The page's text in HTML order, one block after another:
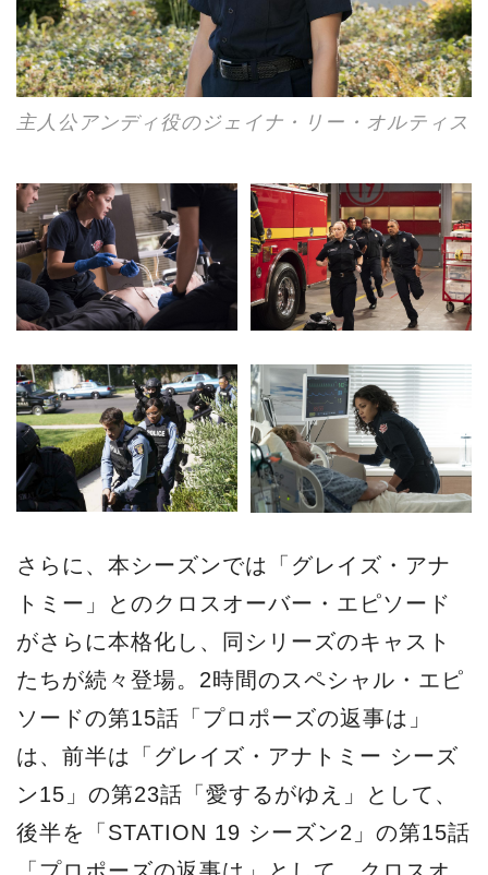
さらに、本シーズンでは「グレイズ・アナ
トミー」とのクロスオーバー・エピソード
がさらに本格化し、同シリーズのキャスト
たちが続々登場。2時間のスペシャル・エピ
ソードの第15話「プロポーズの返事は」
は、前半は「グレイズ・アナトミー シーズ
ン15」の第23話「愛するがゆえ」として、
後半を「STATION 19 シーズン2」の第15話
「プロポーズの返事は」として、クロスオ
ーバーで描かれている。
さらに、いつものレギュラーメンバーに、
｢コード・ブラック 生と死の間で｣シリーズ
のボリス・コジョーが仲間入りし、複合性
局所疼痛症候群（CRPS＊ケガをした後や、
傷が治った場所に痛みが続く症状）を患う
消防士ロバート・サリヴァンを熱演。海外